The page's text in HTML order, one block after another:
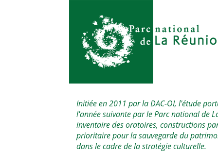
Initiée en 2011 par la DAC-OI, l'étude
l'année suivante par le Parc national de
inventaire des oratoires, constructions
prioritaire pour la sauvegarde du
dans le cadre de la stratégie culturelle.